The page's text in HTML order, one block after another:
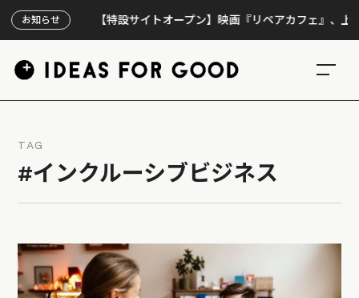
お知らせ【特設サイトオープン】映画『リペアカフェ』、上映300
TAG
#インクルーシブビジネス